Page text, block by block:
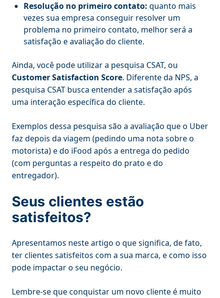
Resolução no primeiro contato: quanto mais
vezes sua empresa conseguir resolver um
problema no primeiro contato, melhor será a
satisfação e avaliação do cliente.
Ainda, você pode utilizar a pesquisa CSAT, ou
Customer Satisfaction Score. Diferente da NPS, a
pesquisa CSAT busca entender a satisfação após
uma interação específica do cliente.
Exemplos dessa pesquisa são a avaliação que o Uber
faz depois da viagem (pedindo uma nota sobre o
motorista) e do iFood após a entrega do pedido
(com perguntas a respeito do prato e do
entregador).
Seus clientes estão
satisfeitos?
Apresentamos neste artigo o que significa, de fato,
ter clientes satisfeitos com a sua marca, e como isso
pode impactar o seu negócio.
Lembre-se que conquistar um novo cliente é muito